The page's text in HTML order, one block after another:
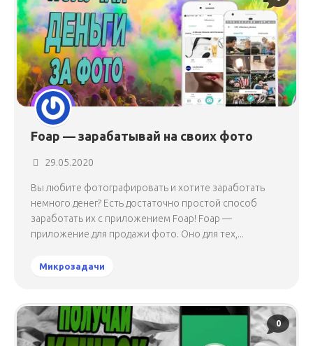
Foap — зарабатывай на своих фото
29.05.2020
Вы любите фотографировать и хотите заработать
немного денег? Есть достаточно простой способ
заработать их с приложением Foap! Foap —
приложение для продажи фото. Оно для тех,...
Микрозадачи
0